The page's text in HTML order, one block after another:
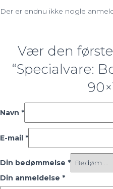
Der er endnu ikke nogle
Vær den
“Specialvare:
Navn *
E-mail *
Din bedømmelse *
Din anmeldelse *